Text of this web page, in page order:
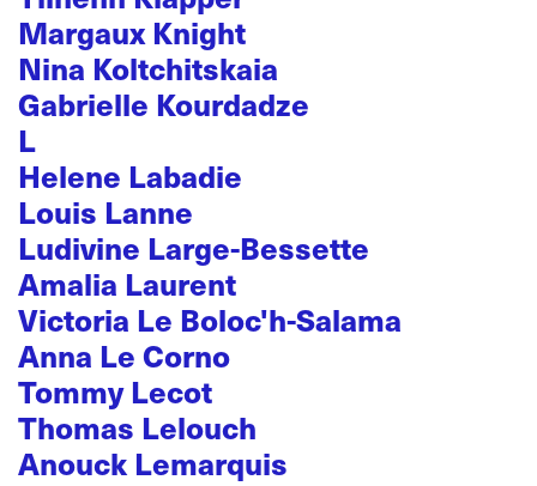
Margaux Knight
Nina Koltchitskaia
Gabrielle Kourdadze
L
Helene Labadie
Louis Lanne
Ludivine Large-Bessette
Amalia Laurent
Victoria Le Boloc'h-Salama
Anna Le Corno
Tommy Lecot
Thomas Lelouch
Anouck Lemarquis